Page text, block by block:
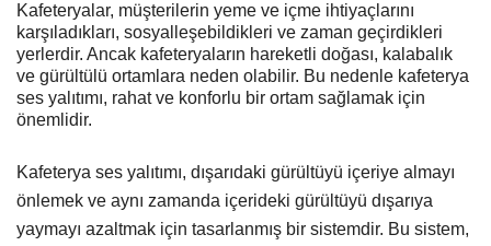
Kafeteryalar, müşterilerin yeme ve içme ihtiyaçlarını
karşıladıkları, sosyalleşebildikleri ve zaman geçirdikleri
yerlerdir. Ancak kafeteryaların hareketli doğası, kalabalık
ve gürültülü ortamlara neden olabilir. Bu nedenle kafeterya
ses yalıtımı, rahat ve konforlu bir ortam sağlamak için
önemlidir.
Kafeterya ses yalıtımı, dışarıdaki gürültüyü içeriye almayı
önlemek ve aynı zamanda içerideki gürültüyü dışarıya
yaymayı azaltmak için tasarlanmış bir sistemdir. Bu sistem,